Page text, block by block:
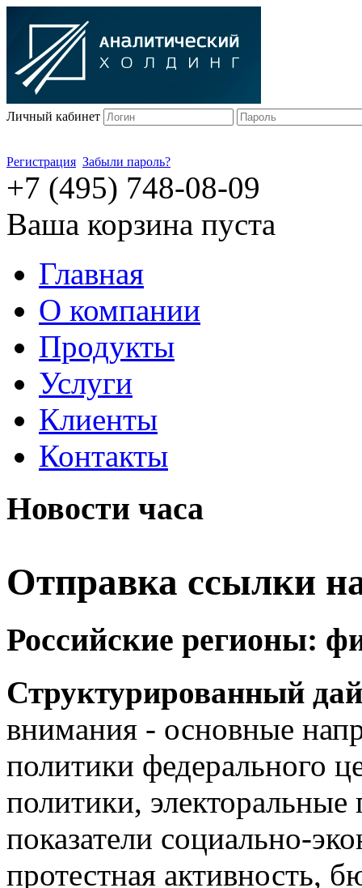
Личный кабинет
Регистрация Забыли пароль?
+7 (495) 748-08-09
Ваша корзина пуста
Главная
О компании
Продукты
Услуги
Клиенты
Контакты
Новости часа
Отправка ссылки
Российские регионы:
Структурированный
внимания - основные
политики федерального
политики,
показатели социально-
протестная активность,